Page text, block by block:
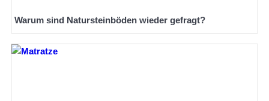
Warum sind Natursteinböden wieder gefragt?